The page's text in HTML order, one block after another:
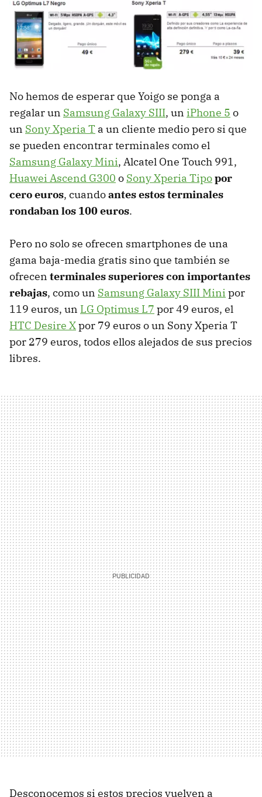
No hemos de esperar que Yoigo se ponga a
regalar un Samsung Galaxy SIII, un iPhone 5 o
un Sony Xperia T a un cliente medio pero si que
se pueden encontrar terminales como el
Samsung Galaxy Mini, Alcatel One Touch 991,
Huawei Ascend G300 o Sony Xperia Tipopor
cero euros, cuandoantes estos terminales
rondaban los 100 euros.
Pero no solo se ofrecen smartphones de una
gama baja-media gratis sino que también se
ofrecen terminales superiores con importantes
rebajas, como un Samsung Galaxy SIII Mini por
119 euros, un LG Optimus L7 por 49 euros, el
HTC Desire Xpor 79 euros o un Sony Xperia T
por 279 euros, todos ellos alejados de sus precios
libres.
Desconocemos si estos precios vuelven a